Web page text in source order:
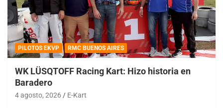
PILOTOS EKVP RMC BUENOS AIRES
WK LÜSQTOFF Racing Kart: Hizo historia en
Baradero
4 agosto, 2026 E-Kart